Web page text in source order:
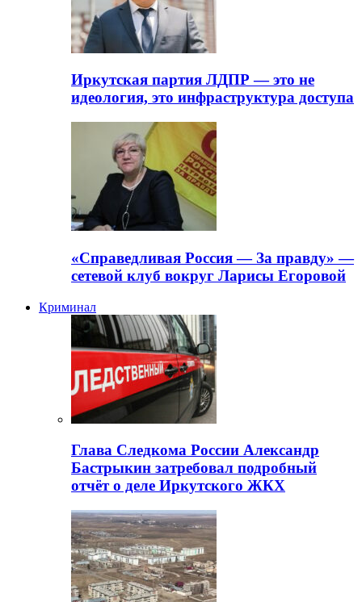
Иркутская партия ЛДПР — это не
идеология, это инфраструктура доступа
«Справедливая Россия — За правду» —
сетевой клуб вокруг Ларисы Егоровой
Криминал
Глава Следкома России Александр
Бастрыкин затребовал подробный
отчёт о деле Иркутского ЖКХ